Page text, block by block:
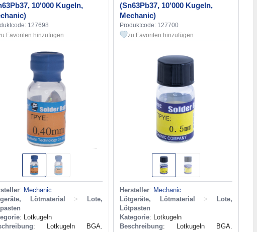
10'000 Kugeln,
127698
Favoriten hinzufügen
: Mechanic
Lötmaterial
>
Lote,
: Lotkugeln
: Lotkugeln BGA.
(Sn63Pb37, 10'000 Kugeln,
Mechanic)
Produktcode: 127700
zu Favoriten hinzufügen
Hersteller: Mechanic
Lötgeräte, Lötmaterial
>
Lote,
Lötpasten
Kategorie: Lotkugeln
Beschreibung: Lotkugeln BGA.